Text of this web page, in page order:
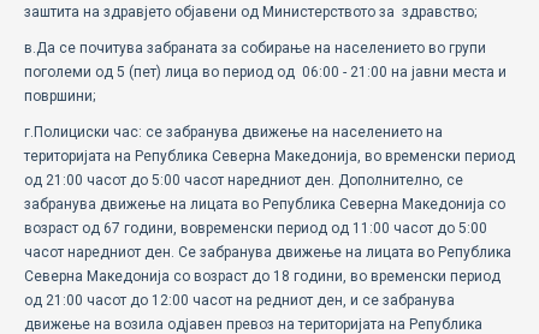
заштита на здравјето објавени од Министерството за здравство;
в.Да се почитува забраната за собирање на населението во групи
поголеми од 5 (пет) лица во период од 06:00 - 21:00 на јавни места и
површини;
г.Полициски час: се забранува движење на населението на
територијата на Република Северна Македонија, во временски период
од 21:00 часот до 5:00 часот наредниот ден. Дополнително, се
забранува движење на лицата во Република Северна Македонија со
возраст од 67 години, вовременски период од 11:00 часот до 5:00
часот наредниот ден. Се забранува движење на лицата во Република
Северна Македонија со возраст до 18 години, во временски период
од 21:00 часот до 12:00 часот на редниот ден, и се забранува
движење на возила одјавен превоз на територијата на Република